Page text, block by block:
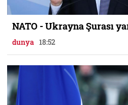
NATO - Ukrayna Şurası
dunya 18:52